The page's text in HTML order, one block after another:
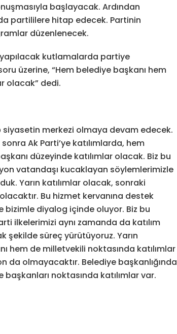
başlayacak. Ardından
partililere hitap edecek. Partinin
düzenlenecek.
yapılacak kutlamalarda partiye
üzerine, “Hem belediye başkanı hem
olacak” dedi.
merkezi olmaya devam edecek.
Ak Parti’ye katılımlarda, hem
düzeyinde katılımlar olacak. Biz bu
vatandaşı kucaklayan söylemlerimizle
Yarın katılımlar olacak, sonraki
Bu hizmet kervanına destek
diyalog içinde oluyor. Biz bu
ilkelerimizi aynı zamanda da katılım
süreç yürütüyoruz. Yarın
hem de milletvekili noktasında katılımlar
da olmayacaktır. Belediye başkanlığında
noktasında katılımlar var.